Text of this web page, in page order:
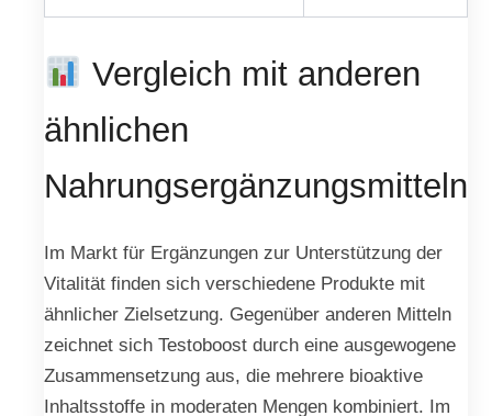
Vergleich mit anderen
ähnlichen
Nahrungsergänzungsmitteln
Im Markt für Ergänzungen zur Unterstützung der
Vitalität finden sich verschiedene Produkte mit
ähnlicher Zielsetzung. Gegenüber anderen Mitteln
zeichnet sich Testoboost durch eine ausgewogene
Zusammensetzung aus, die mehrere bioaktive
Inhaltsstoffe in moderaten Mengen kombiniert. Im